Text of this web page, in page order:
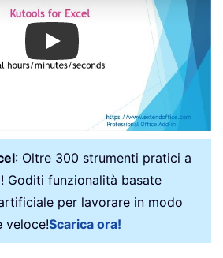
Play
: Oltre 300 strumenti pratici a
Goditi funzionalità basate
per lavorare in modo
veloce!Scarica ora!